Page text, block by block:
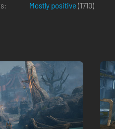
Mostly positive (1710)